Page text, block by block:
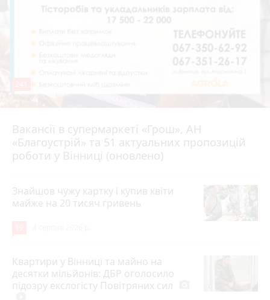
Вакансії в супермаркеті «Грош», АН
«Благоустрій» та 51 актуальних пропозицій
роботи у Вінниці (оновлено)
4 серпня 2026 р.
Знайшов чужу картку і купив квіти
майже на 20 тисяч гривень
Квартири у Вінниці та майно на
десятки мільйонів: ДБР оголосило
підозру екслогісту Повітряних сил